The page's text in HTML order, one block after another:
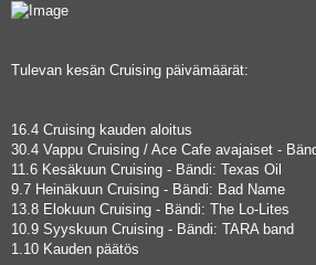
o
s
Tulevan kesän Cruising päivämäärät:
16.4 Cruising kauden aloitus
30.4 Vappu Cruising / Ace Cafe avajaiset -
11.6 Kesäkuun Cruising - Bändi: Texas Oil
9.7 Heinäkuun Cruising - Bändi: Bad Name
13.8 Elokuun Cruising - Bändi: The Lo-Lites
10.9 Syyskuun Cruising - Bändi: TARA band
1.10 Kauden päätös